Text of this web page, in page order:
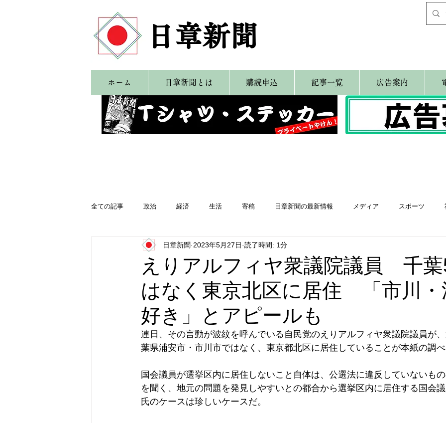
​日章新聞
ホーム 日章新聞とは 購読申込 記事一覧 広告案内
全ての記事 政治 経済 生活 寄稿 日章新聞の最新情報 メディア スポーツ
日本第一党 日本派保守同盟 はやぶさ党 自民党
えりアルフィヤ衆議院議員 千
はなく東京北区に居住 「市川・
好き」とアピールも
日章新聞 2023年5月27日 読了時間: 1分
連日、その言動が波紋を呼んでいる自民党のえりアルフィヤ衆議院議員が
葉県浦安市・市川市ではなく、東京都北区に居住していることが本紙の調べ
国会議員が選挙区内に居住しないこと自体は、公選法に違反していないも
を聞く、地元の問題を発見しやすいとの都合から選挙区内に居住する国会
氏のケースは珍しいケースだ。